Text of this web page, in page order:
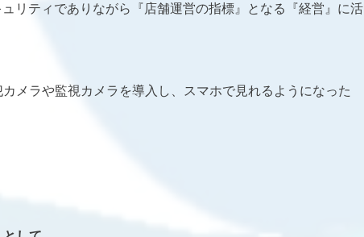
リティでありながら『店舗運営の指標』となる『経営』に活
メラや監視カメラを導入し、スマホで見れるようになった